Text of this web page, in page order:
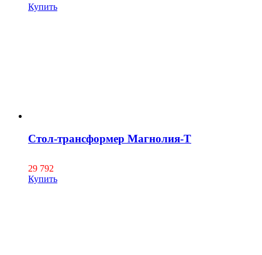
Купить
Стол-трансформер Магнолия-Т
29 792
Купить